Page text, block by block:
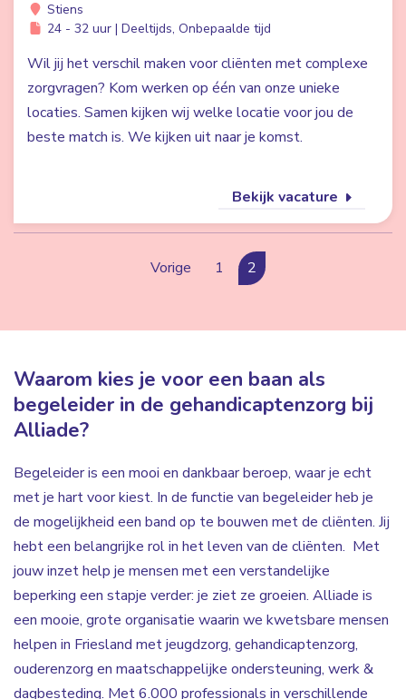
Stiens
24 - 32 uur | Deeltijds, Onbepaalde tijd
Wil jij het verschil maken voor cliënten met complexe
zorgvragen? Kom werken op één van onze unieke
locaties. Samen kijken wij welke locatie voor jou de
beste match is. We kijken uit naar je komst.
Bekijk vacature
Vorige 1 2
Waarom kies je voor een baan als
begeleider in de gehandicaptenzorg bij
Alliade?
Begeleider is een mooi en dankbaar beroep, waar je echt
met je hart voor kiest. In de functie van begeleider heb je
de mogelijkheid een band op te bouwen met de cliënten. Jij
hebt een belangrijke rol in het leven van de cliënten. Met
jouw inzet help je mensen met een verstandelijke
beperking een stapje verder: je ziet ze groeien. Alliade is
een mooie, grote organisatie waarin we kwetsbare mensen
helpen in Friesland met jeugdzorg, gehandicaptenzorg,
ouderenzorg en maatschappelijke ondersteuning, werk &
dagbesteding. Met 6.000 professionals in verschillende